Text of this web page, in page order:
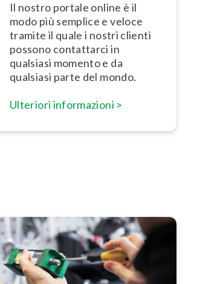
Il nostro portale online è il
modo più semplice e veloce
tramite il quale i nostri clienti
possono contattarci in
qualsiasi momento e da
qualsiasi parte del mondo.
Ulteriori in­for­ma­zio­ni >